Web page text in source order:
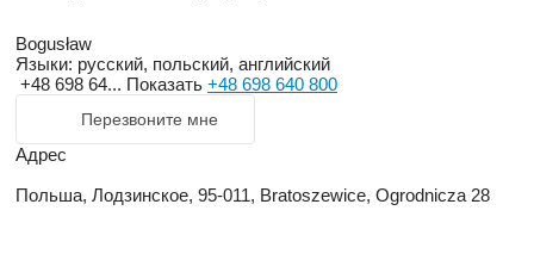
Bogusław
Языки: русский, польский, английский
+48 698 64... Показать +48 698 640 800
Перезвоните мне
Адрес
Польша, Лодзинское, 95-011, Bratoszewice, Ogrodnicza 28